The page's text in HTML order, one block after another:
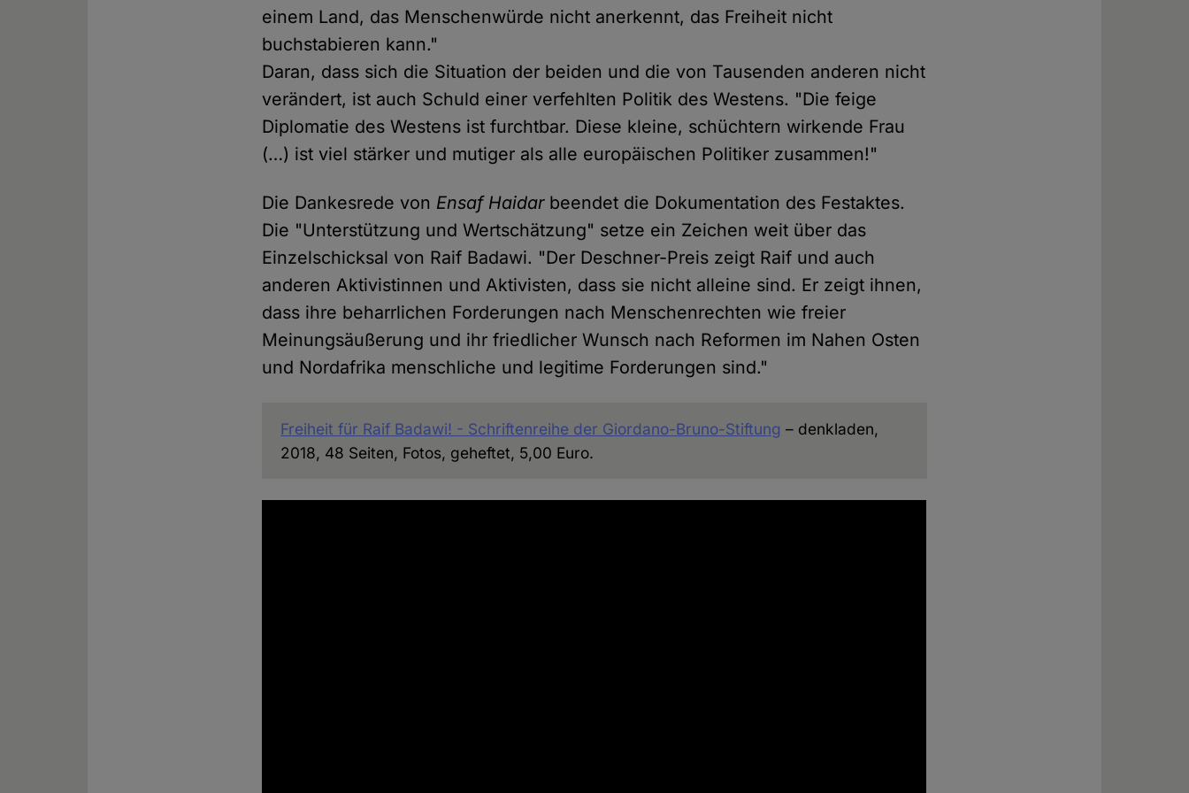
einem Land, das Menschenwürde nicht anerkennt, das Freiheit nicht
buchstabieren kann."
Daran, dass sich die Situation der beiden und die von Tausenden anderen nicht
verändert, ist auch Schuld einer verfehlten Politik des Westens. "Die feige
Diplomatie des Westens ist furchtbar. Diese kleine, schüchtern wirkende Frau
(…) ist viel stärker und mutiger als alle europäischen Politiker zusammen!"
Die Dankesrede von Ensaf Haidarbeendet die Dokumentation des Festaktes.
Die "Unterstützung und Wertschätzung" setze ein Zeichen weit über das
Einzelschicksal von Raif Badawi. "Der Deschner-Preis zeigt Raif und auch
anderen Aktivistinnen und Aktivisten, dass sie nicht alleine sind. Er zeigt ihnen,
dass ihre beharrlichen Forderungen nach Menschenrechten wie freier
Meinungsäußerung und ihr friedlicher Wunsch nach Reformen im Nahen Osten
und Nordafrika menschliche und legitime Forderungen sind."
Freiheit für Raif Badawi! - Schriftenreihe der Giordano-Bruno-Stiftung – denkladen,
2018, 48 Seiten, Fotos, geheftet, 5,00 Euro.